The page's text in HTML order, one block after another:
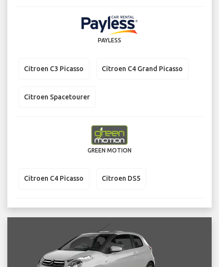
PAYLESS
Citroen C3 Picasso Citroen C4 Grand Picasso
Citroen Spacetourer
GREEN MOTION
Citroen C4 Picasso Citroen DS5